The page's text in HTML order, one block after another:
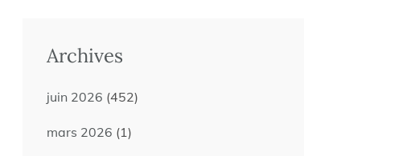
Archives
juin 2026 (452)
mars 2026 (1)